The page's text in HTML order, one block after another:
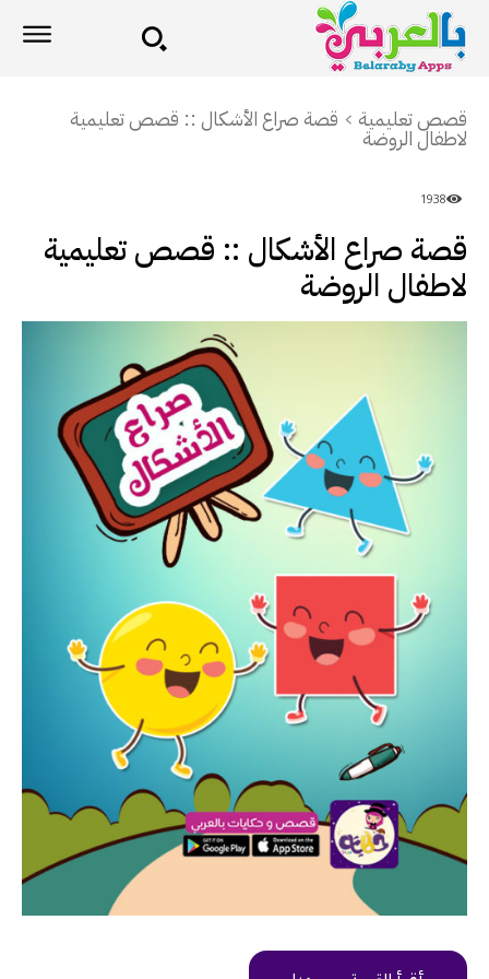
قصص تعليمية قصة صراع الأشكال :: قصص تعليمية
لاطفال الروضة
1938
قصة صراع الأشكال :: قصص تعليمية
لاطفال الروضة